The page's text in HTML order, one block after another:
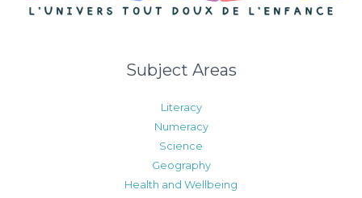
Subject Areas
Literacy
Numeracy
Science
Geography
Health and Wellbeing